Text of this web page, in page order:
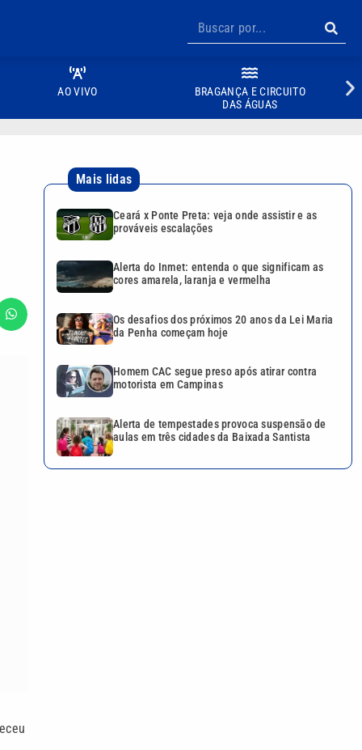
AO VIVO
BRAGANÇA E CIRCUITO
DAS ÁGUAS
Mais lidas
Ceará x Ponte Preta: veja onde assistir e as
prováveis escalações
Alerta do Inmet: entenda o que significam as
cores amarela, laranja e vermelha
Os desafios dos próximos 20 anos da Lei Maria
da Penha começam hoje
Homem CAC segue preso após atirar contra
motorista em Campinas
Alerta de tempestades provoca suspensão de
aulas em três cidades da Baixada Santista